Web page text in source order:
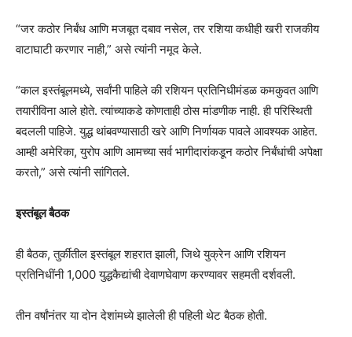
“जर कठोर निर्बंध आणि मजबूत दबाव नसेल, तर रशिया कधीही खरी राजकीय
वाटाघाटी करणार नाही,” असे त्यांनी नमूद केले.
“काल इस्तंबूलमध्ये, सर्वांनी पाहिले की रशियन प्रतिनिधीमंडळ कमकुवत आणि
तयारीविना आले होते. त्यांच्याकडे कोणताही ठोस मांडणीक नाही. ही परिस्थिती
बदलली पाहिजे. युद्ध थांबवण्यासाठी खरे आणि निर्णायक पावले आवश्यक आहेत.
आम्ही अमेरिका, युरोप आणि आमच्या सर्व भागीदारांकडून कठोर निर्बंधांची अपेक्षा
करतो,” असे त्यांनी सांगितले.
इस्तंबूल बैठक
ही बैठक, तुर्कीतील इस्तंबूल शहरात झाली, जिथे युक्रेन आणि रशियन
प्रतिनिधींनी 1,000 युद्धकैद्यांची देवाणघेवाण करण्यावर सहमती दर्शवली.
तीन वर्षांनंतर या दोन देशांमध्ये झालेली ही पहिली थेट बैठक होती.